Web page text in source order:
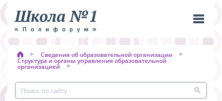
меню
Сведения об образовательной организации
Структура и органы управления образовательной
организацией